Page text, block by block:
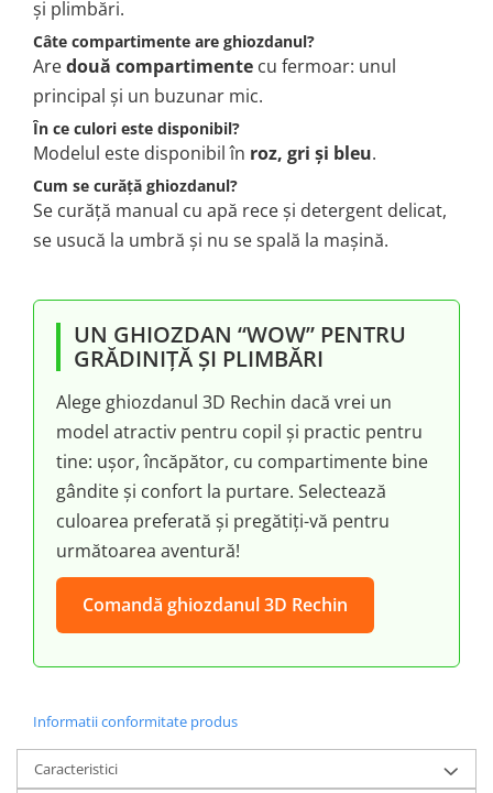
și plimbări.
Câte compartimente are ghiozdanul?
Aredouă compartimente cu fermoar: unul
principal și un buzunar mic.
În ce culori este disponibil?
Modelul este disponibil în roz, gri și bleu.
Cum se curăță ghiozdanul?
Se curăță manual cu apă rece și detergent delicat,
se usucă la umbră și nu se spală la mașină.
UN GHIOZDAN “WOW” PENTRU
GRĂDINIȚĂ ȘI PLIMBĂRI
Alege ghiozdanul 3D Rechin dacă vrei un
model atractiv pentru copil și practic pentru
tine: ușor, încăpător, cu compartimente bine
gândite și confort la purtare. Selectează
culoarea preferată și pregătiți-vă pentru
următoarea aventură!
Comandă ghiozdanul 3D Rechin
Informatii conformitate produs
Caracteristici